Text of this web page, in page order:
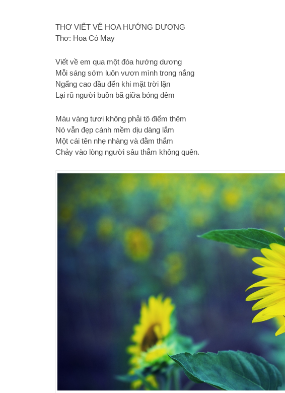
THƠ VIẾT VỀ HOA HƯỚNG DƯƠNG
Thơ: Hoa Cỏ May
Viết về em qua một đóa hướng dương
Mỗi sáng sớm luôn vươn mình trong nắng
Ngẩng cao đầu đến khi mặt trời lặn
Lại rũ người buồn bã giữa bóng đêm
Màu vàng tươi không phải tô điểm thêm
Nó vẫn đẹp cánh mềm dịu dàng lắm
Một cái tên nhẹ nhàng và đằm thắm
Chảy vào lòng người sâu thẳm không quên.